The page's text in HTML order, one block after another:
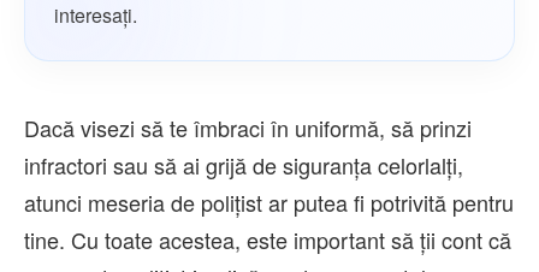
interesați.
Dacă visezi să te îmbraci în uniformă, să prinzi
infractori sau să ai grijă de siguranța celorlalți,
atunci meseria de polițist ar putea fi potrivită pentru
tine. Cu toate acestea, este important să ții cont că